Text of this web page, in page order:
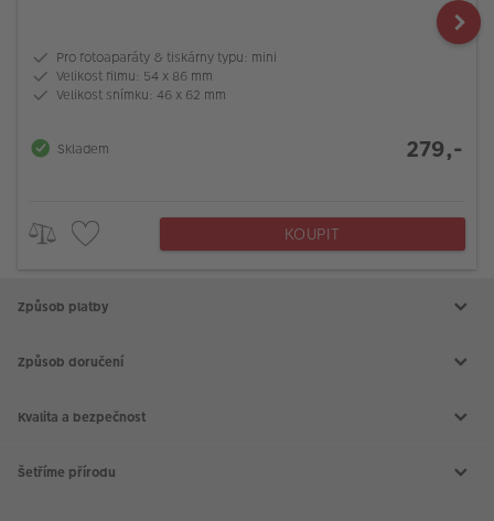
Pro fotoaparáty & tiskárny typu: mini
Velikost filmu: 54 x 86 mm
Velikost snímku: 46 x 62 mm
Skladem 279,-
KOUPIT
Způsob platby
Způsob doručení
Kvalita a bezpečnost
Šetříme přírodu